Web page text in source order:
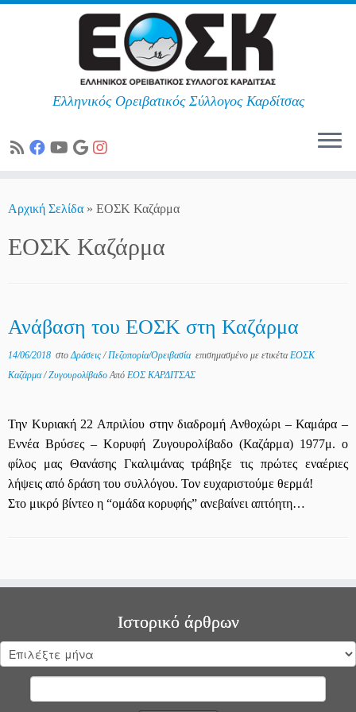
Ελληνικός Ορειβατικός Σύλλογος Καρδίτσας
Αρχική Σελίδα » ΕΟΣΚ Καζάρμα
ΕΟΣΚ Καζάρμα
Ανάβαση του ΕΟΣΚ στη Καζάρμα
14/06/2018 στοΔράσεις/Πεζοπορία/Ορειβασία επισημασμένο με ετικέταΕΟΣΚ
Καζάρμα/ΖυγουρολίβαδοΑπό ΕΟΣ ΚΑΡΔΙΤΣΑΣ
Την Κυριακή 22 Απριλίου στην διαδρομή Ανθοχώρι – Καμάρα –
Εννέα Βρύσες – Κορυφή Ζυγουρολίβαδο (Καζάρμα) 1977μ. ο
φίλος μας Θανάσης Γκαλιμάνας τράβηξε τις πρώτες εναέριες
λήψεις από δράση του συλλόγου. Τον ευχαριστούμε θερμά!
Στο μικρό βίντεο η “ομάδα κορυφής” ανεβαίνει απτόητη…
Ιστορικό άρθρων
Ιστορικό
άρθρων